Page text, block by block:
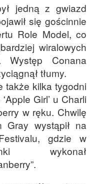
jedną z gwiazd
się gościnnie
Role Model, co
wiralowych
Występ Conana
tłumy.
także kilka tygodni
Girl’ u Charli
w ręku. Chwilę
Gray wystąpił na
gdzie w
wykonał